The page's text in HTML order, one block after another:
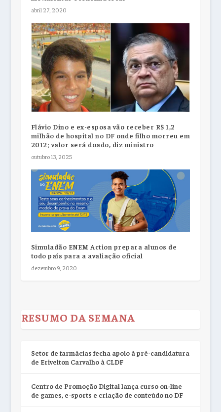
abril 27, 2020
Flávio Dino e ex-esposa vão receber R$ 1,2
milhão de hospital no DF onde filho morreu em
2012; valor será doado, diz ministro
outubro 13, 2025
Simuladão ENEM Action prepara alunos de
todo país para a avaliação oficial
dezembro 9, 2020
RESUMO DA SEMANA
Setor de farmácias fecha apoio à pré-candidatura
de Erivelton Carvalho à CLDF
Centro de Promoção Digital lança curso on-line
de games, e-sports e criação de conteúdo no DF